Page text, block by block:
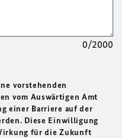
0/2000
vorstehenden
vom Auswärtigen Amt
einer Barriere auf der
Diese Einwilligung
für die Zukunft